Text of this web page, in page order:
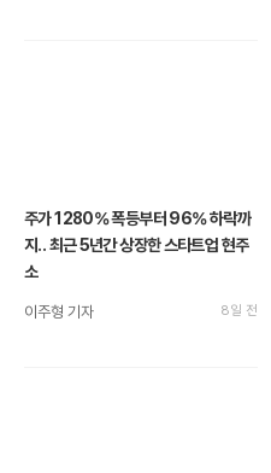
주가 1280% 폭등부터 96% 하락까
지.. 최근 5년간 상장한 스타트업 현주
소
이주형 기자 8일 전